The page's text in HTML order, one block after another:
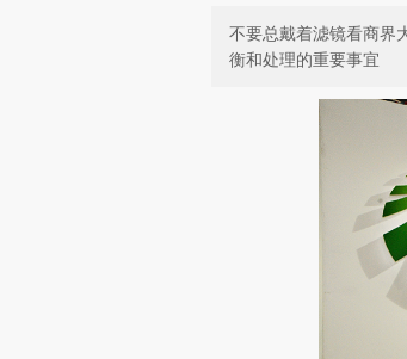
不要总戴着滤镜看商界
衡和处理的重要事宜